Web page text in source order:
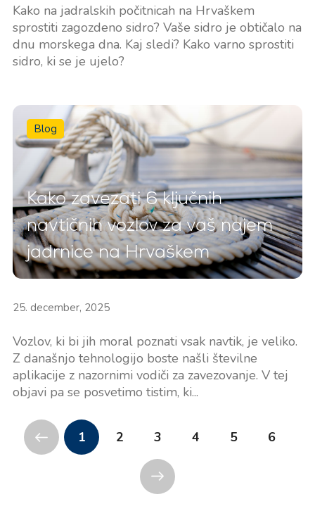
Kako na jadralskih počitnicah na Hrvaškem
sprostiti zagozdeno sidro? Vaše sidro je obtičalo na
dnu morskega dna. Kaj sledi? Kako varno sprostiti
sidro, ki se je ujelo?
Blog
Kako zavezati 6 ključnih
navtičnih vozlov za vaš najem
jadrnice na Hrvaškem
25. december, 2025
Vozlov, ki bi jih moral poznati vsak navtik, je veliko.
Z današnjo tehnologijo boste našli številne
aplikacije z nazornimi vodiči za zavezovanje. V tej
objavi pa se posvetimo tistim, ki...
1 2 3 4 5 6